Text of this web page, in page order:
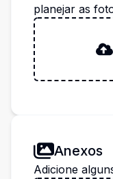
planejar as
Anexos
Adicione